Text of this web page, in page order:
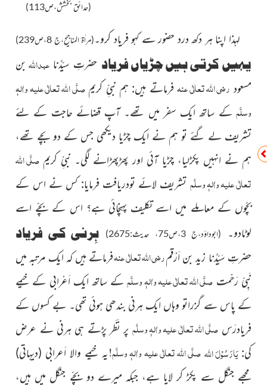
(حدائق بخشش،ص113)
لہذا اپنا ہر دکھ درد حضور سے کہو فریاد کرو۔(مراٰۃ المناجیح،ج 8،ص239)
یہیں کرتی ہیں چڑیاں فریاد حضرتِ سیّدُناعبداللّٰہ بن
مسعود رضی اللہ تعالٰی عنہفرماتے ہیں: ہم نبیِّ کریمصلَّی اللہ تعالٰی علیہ واٰلہٖ
وسلَّم کے ساتھ ایک سفر میں تھے۔ آپ قضائے حاجت کے لئے
تشریف لے گئے تو ہم نے ایک چڑیا دیکھی جس کے دو بچے تھے،
ہم نے انہیں پکڑلیا، چڑیا آئی اور پھڑپھڑانے لگی۔ نبیِّ کریم صلَّی اللہ
تعالٰی علیہ واٰلہٖ وسلَّم تشریف لائے تودریافت فرمایا: کس نے اس کے
بچّوں کے معاملے میں اسے تکلیف پہنچائی ہے؟ اس کے بچّے اسے
لوٹادو۔
(ابوداؤد،ج 3،ص75، حدیث:2675) ہِرنی کی فریاد
حضرتِ سَیِّدُنا زید بن اَرْقمرضی اللہ تعالٰی عنہفرماتے ہیں کہ ایک مرتبہ میں
نَبِیّ رَحْمت صلَّی اللہ تعالٰی علیہ واٰلہٖ وسلَّمکے ساتھ ایک اَعْرابی کے خیمے
کے پاس سے گزراتو وہاں ایک ہرنی بندھی ہوئی تھی۔ بے کسوں کے
فریادرَس صلَّی اللہ تعالٰی علیہ واٰلہٖ وسلَّم پر نَظَر پڑتے ہی ہرنی نے عرض
کی:یَارَسُوْلَاللہصلَّی اللہ تعالٰی علیہ واٰلہٖ وسلَّم!یہ خیمے والا اَعرابی (دیہاتی)
مجھے جنگل سے پکڑ کر لایا ہے، جبکہ میرے دو بچّے جنگل میں ہیں،